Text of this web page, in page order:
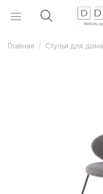
Главная Стулья для дома